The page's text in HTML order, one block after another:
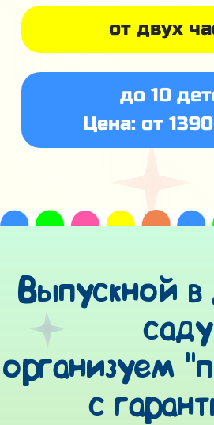
от двух
до 10
Цена: от
Выпускной в
саду
организуем
с